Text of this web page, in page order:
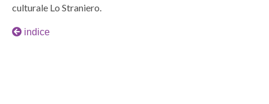
culturale Lo Straniero.
indice